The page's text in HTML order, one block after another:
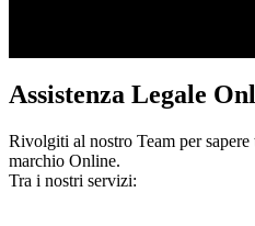
Assistenza Legale
Rivolgiti al nostro Team per
marchio Online.
Tra i nostri servizi: